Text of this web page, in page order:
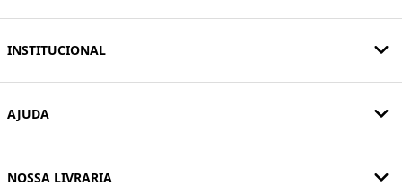
INSTITUCIONAL
AJUDA
NOSSA LIVRARIA